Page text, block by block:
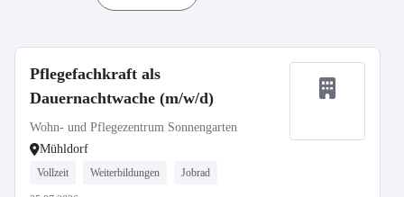
Pflegefachkraft als
Dauernachtwache (m/w/d)
Wohn- und Pflegezentrum Sonnengarten
Mühldorf
Vollzeit Weiterbildungen Jobrad